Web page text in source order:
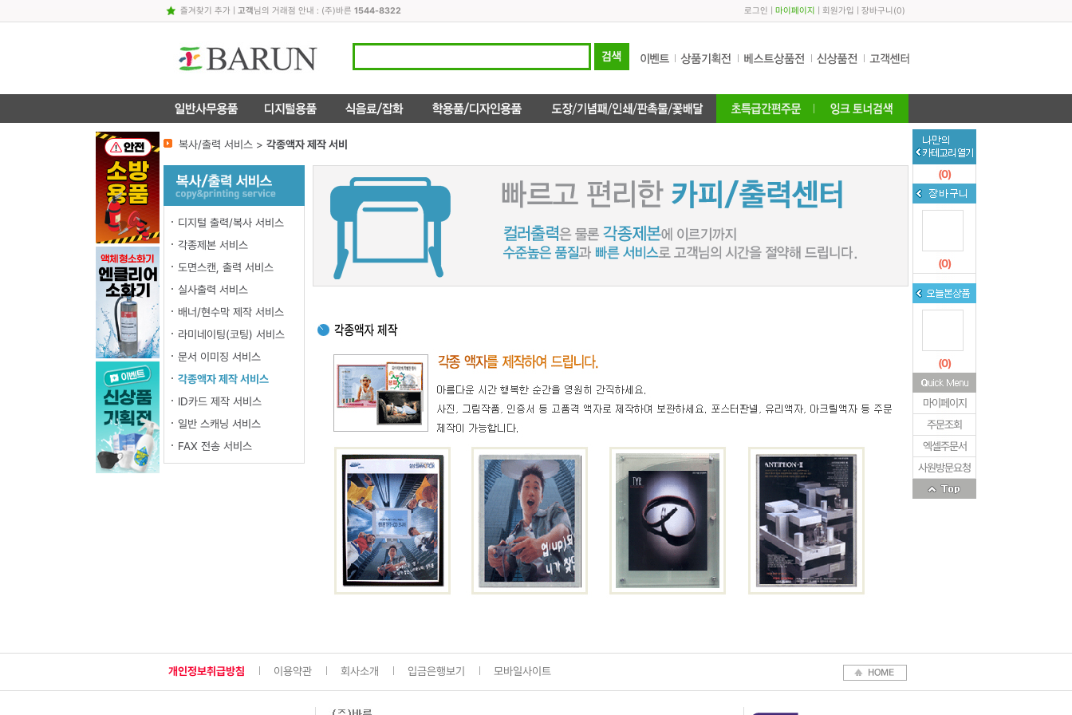
즐겨찾기 추가| 고객님의 거래점 안내 : (주)바른 1544-8322 로그인 마이페이지 회원가입 장바구니 (0)
복사/출력 서비스 > 각종액자 제작 서비
디지털 출력/복사 서비스
각종제본 서비스
도면스캔, 출력 서비스
실사출력 서비스
배너/현수막 제작 서비스
라미네이팅(코팅) 서비스
문서 이미징 서비스
각종액자 제작 서비스
ID카드 제작 서비스
일반 스캐닝 서비스
FAX 전송 서비스
(0)
(0)
(0)
마이페이지
주문조회
엑셀주문서
사원방문요청
개인정보취급방침 이용약관 회사소개 입금은행보기 모바일사이트